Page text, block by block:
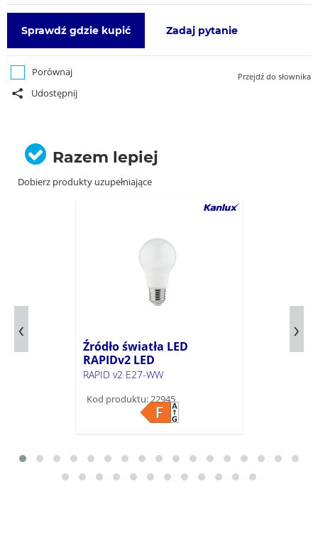
Sprawdź gdzie kupić Zadaj pytanie
Porównaj
Udostępnij
Przejdź do słownika
Razem lepiej
Dobierz produkty uzupełniające
Źródło światła LED
RAPIDv2 LED
RAPID v2 E27-WW
Kod produktu: 22945